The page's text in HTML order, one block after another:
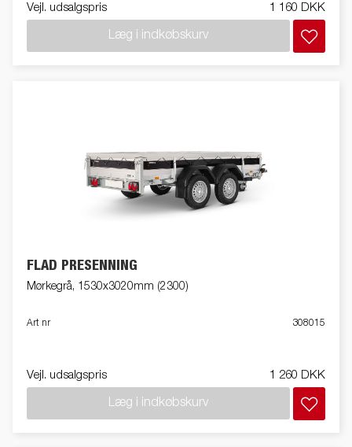
Vejl. udsalgspris 1 160 DKK
Læg i indkøbskurv
FLAD PRESENNING
Mørkegrå, 1530x3020mm (2300)
Art nr 308015
Vejl. udsalgspris 1 260 DKK
Læg i indkøbskurv